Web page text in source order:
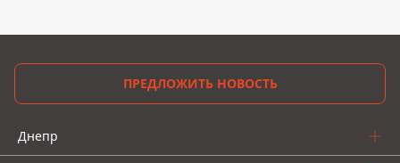
ПРЕДЛОЖИТЬ НОВОСТЬ
Днепр